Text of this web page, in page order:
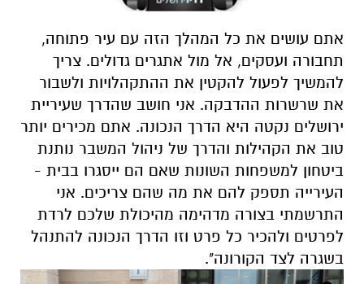
אתם עושים את כל המהלך הזה עם עיר פתוחה,
תחבורה ועסקים, אל מול אתגרים גדולים. צריך
להמשיך לפעול להקטין את ההתקהלויות ולשבור
את שרשרות ההדבקה. אני חושב שהדרך שעיריית
ירושלים נקטה היא הדרך הנכונה. אתם מכירים יותר
טוב את הקהילות והדרך של ניהול המשבר נותנת
ביטחון למשפחות השונות שאם הם ייסגרו בבית -
העירייה תספק להם את מה שהם צריכים. אני
התרשמתי בצורה מדהימה מהיכולת שלכם לרדת
לפרטים ולהכיר כל פרט וזו הדרך הנכונה להתנהל
בשגרה לצד הקורונה".